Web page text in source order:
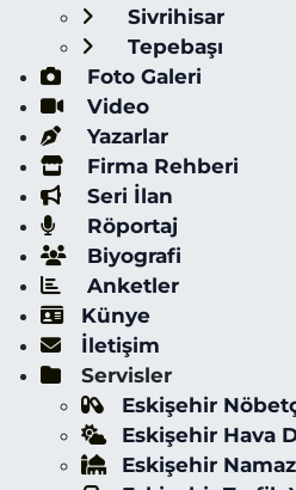
Sivrihisar
Tepebaşı
Foto Galeri
Video
Yazarlar
Firma Rehberi
Seri İlan
Röportaj
Biyografi
Anketler
Künye
İletişim
Servisler
Eskişehir
Eskişehir Hava
Eskişehir